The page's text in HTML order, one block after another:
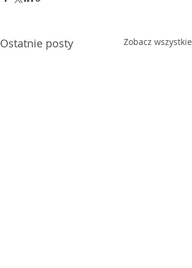
Ostatnie posty Zobacz wszystkie